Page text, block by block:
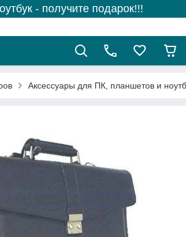
- получите подарок!!!
Аксессуары для ПК, планшетов и